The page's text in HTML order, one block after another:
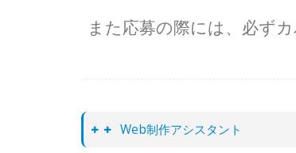
また応募の際には、必ず
Web制作アシスタント